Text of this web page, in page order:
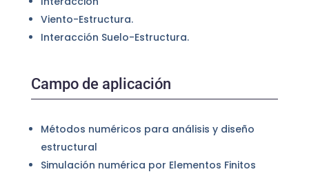
Viento-Estructura.
Interacción Suelo-Estructura.
Campo de aplicación
Métodos numéricos para análisis y diseño
estructural
Simulación numérica por Elementos Finitos